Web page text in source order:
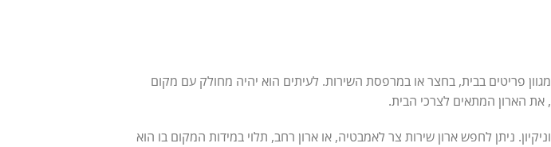
המשמש לאחסון מגוון פריטים בבית, בחצר או במרפסת השירות. לעיתים הוא יהיה מחולק עם מקום
את הארון המתאים לצרכי הבית.
ניתן לחפש ארון שירות צר לאמבטיה, או ארון רחב, תלוי במידות המקום בו הוא